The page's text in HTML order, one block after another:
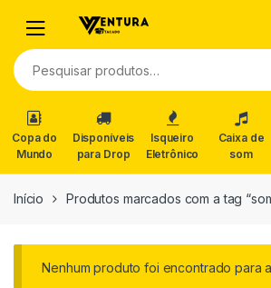
Pesquisar
por:
Copa do
Mundo
Disponíveis
para Drop
Isqueiro
Eletrônico
Caixa de
som
Início Produtos marcados com a tag
Nenhum produto foi encontrado para